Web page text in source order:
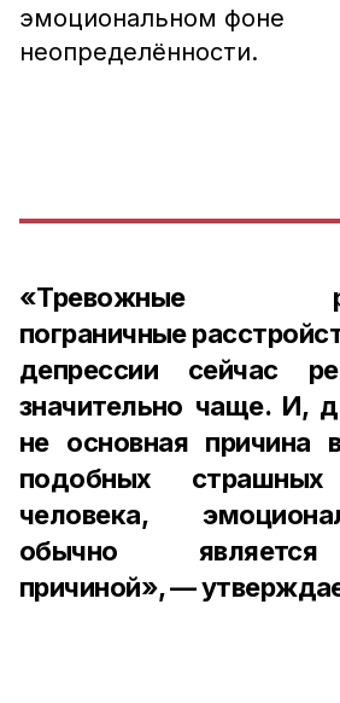
эмоциональном фоне
неопределённости.
«Тревожные
пограничные
депрессии сейчас
значительно чаще. И,
не основная причина
подобных
человека,
обычно
причиной», —